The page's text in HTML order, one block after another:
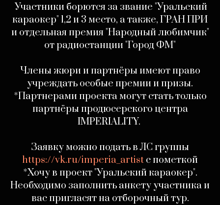
Участники борются за звание "Уральский
караокер" 1,2 и 3 место, а также, ГРАН ПРИ
и отдельная премия "Народный любимчик"
от радиостанции "Город ФМ"
‎Члены жюри и партнёры имеют право
учреждать особые премии и призы.
*Партнерами проекта могут стать только
партнёры продюсерского центра
IMPERIALITY.
Заявку можно подать в ЛС группы
https://vk.ru/imperia_artist с пометкой
*Хочу в проект "Уральский караокер".
Необходимо заполнить анкету участника и
вас пригласят на отборочный тур.